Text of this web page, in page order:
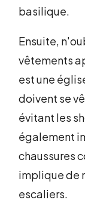
basilique.
Ensuite,
vêtements
est une
doivent se
évitant les
également
chaussures
implique de
escaliers.